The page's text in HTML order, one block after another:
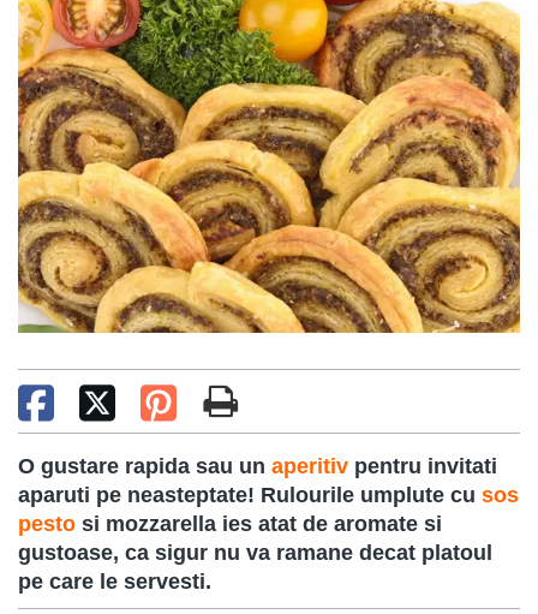
O gustare rapida sau un aperitiv pentru invitati
aparuti pe neasteptate! Rulourile umplute cu sos
pesto si mozzarella ies atat de aromate si
gustoase, ca sigur nu va ramane decat platoul
pe care le servesti.